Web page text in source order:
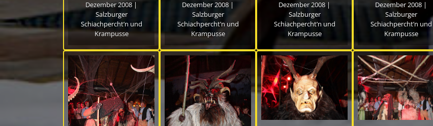
Dezember 2008 |
Salzburger
Schiachpercht’n und
Krampusse
Dezember 2008 |
Salzburger
Schiachpercht’n und
Krampusse
Dezember 2008 |
Salzburger
Schiachpercht’n und
Krampusse
Dezember 2008 |
Salzburger
Schiachpercht’n und
Krampusse